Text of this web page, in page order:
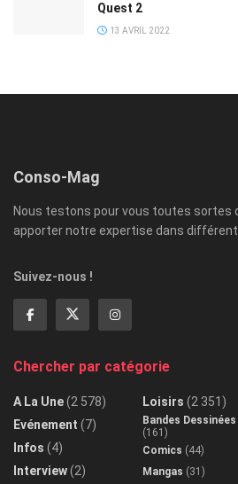
Quest 2
13 AVRIL 2022
Conso-Mag
Nous testons pour vous toutes sortes
apporter notre expertise dans
Suivez-nous !
Chercher par catégorie
A La Une(2 578)
Evénement (7)
Infos (4)
Interview(2)
Loisirs (2 351)
Bandes Dessinées
(161)
Comics (44)
Mangas (31)